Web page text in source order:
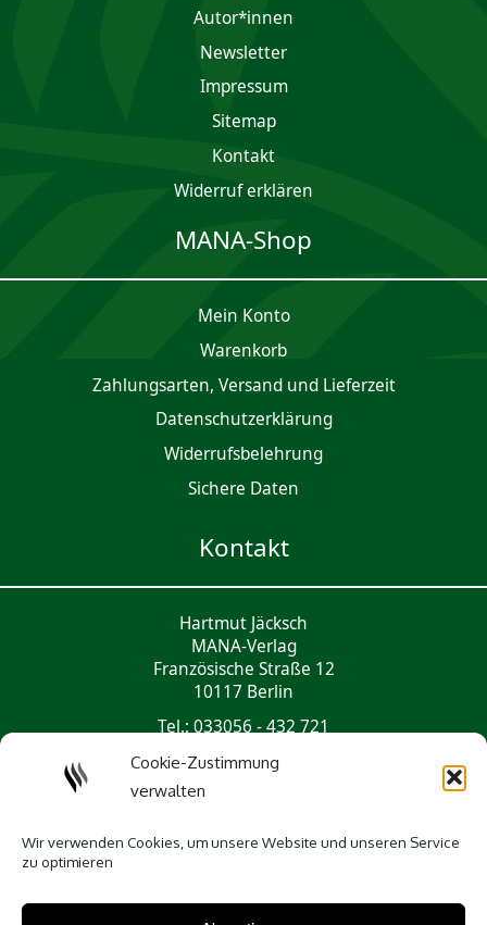
Cookie-Zustimmung
verwalten
Wir verwenden Cookies, um unsere Website und unseren Service
zu optimieren
Autor*innen
Newsletter
Impres­sum
Sitemap
Kontakt
Widerruf erklären
MANA-Shop
Mein Konto
Waren­korb
Zahlungsarten, Versand und Lieferzeit
Daten­schutz­er­klärung
Widerrufsbelehrung
Sichere Daten
Kontakt
Hartmut Jäcksch
MANA-Verlag
Französische Straße 12
10117 Berlin
Tel.: 033056 - 432 721
Social Media